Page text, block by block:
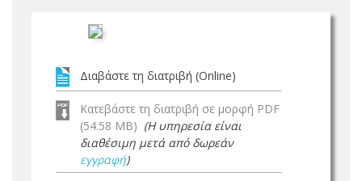
Διαβάστε τη διατριβή (Online)
Κατεβάστε τη διατριβή σε μορφή PDF
(54.58 MB) (Η υπηρεσία είναι
διαθέσιμη μετά από δωρεάν
εγγραφή)